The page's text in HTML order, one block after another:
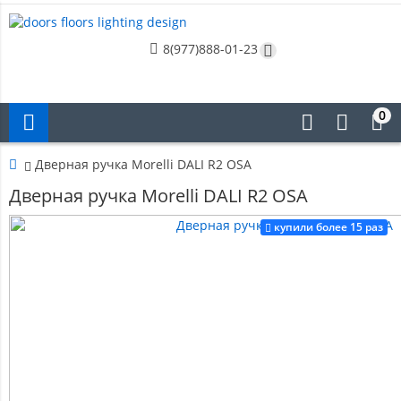
8(977)888-01-23
0
Дверная ручка Morelli DALI R2 OSA
Дверная ручка Morelli DALI R2 OSA
купили более 15 раз